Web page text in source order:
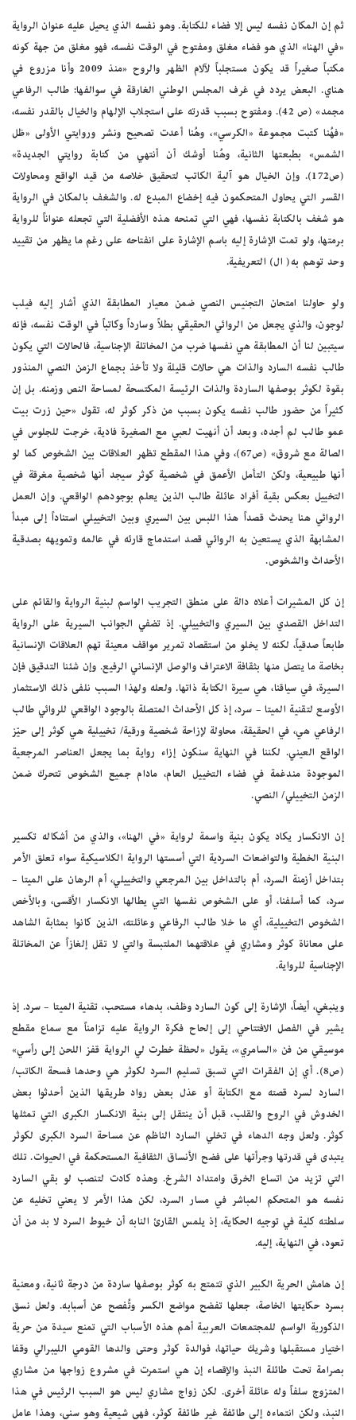
ثم إن المكان نفسه ليس إلا فضاء للكتابة. وهو نفسه الذي يحيل عليه عنوان الرواية
«في الهنا» الذي هو فضاء مغلق ومفتوح في الوقت نفسه، فهو مغلق من جهة كونه
مكتباً صغيراً قد يكون مستجلباً لآلام الظهر والروح «منذ 2009 وأنا مزروع في
هناي. البعض يردد في غرف المجلس الوطني الغارقة في سوالفها: طالب الرفاعي
مجمد» (ص 42). ومفتوح بسبب قدرته على استجلاب الإلهام والخيال بالقدر نفسه،
«فهُنا كتبت مجموعة «الكرسي»، وهُنا أعدت تصحيح ونشر وروايتي الأولى «ظل
الشمس» بطبعتها الثانية، وهُنا أوشك أن أنتهي من كتابة روايتي الجديدة»
(ص172). وإن الخيال هو آلية الكاتب لتحقيق خلاصه من قيد الواقع ومحاولات
القسر التي يحاول المتحكمون فيه إخضاع المبدع له. والشغف بالمكان في الرواية
هو شغف بالكتابة نفسها، فهي التي تمنحه هذه الأفضلية التي تجعله عنواناً للرواية
برمتها، ولو تمت الإشارة إليه باسم الإشارة على انفتاحه على رغم ما يظهر من تقييد
وحد توهم به( ال) التعريفية.
ولو حاولنا امتحان التجنيس النصي ضمن معيار المطابقة الذي أشار إليه فيلب
لوجون، والذي يجعل من الروائي الحقيقي بطلاً وسارداً وكاتباً في الوقت نفسه، فإنه
سيتبين لنا أن المطابقة هي نفسها ضرب من المخاتلة الإجناسية، فالحالات التي يكون
طالب نفسه السارد والذات هي حالات قليلة ولا تأخذ بجماع الزمن النصي المنذور
بقوة لكوثر بوصفها الساردة والذات الرئيسة المكتسحة لمساحة النص وزمنه. بل إن
كثيراً من حضور طالب نفسه يكون بسبب من ذكر كوثر له، تقول «حين زرت بيت
عمو طالب لم أجده، وبعد أن أنهيت لعبي مع الصغيرة فادية، خرجت للجلوس في
الصالة مع شروق» (ص67)، وفي هذا المقطع تظهر العلاقات بين الشخوص كما لو
أنها طبيعية، ولكن التأمل الأعمق في شخصية كوثر سيجد أنها شخصية مغرقة في
التخييل بعكس بقية أفراد عائلة طالب الذين يعلم بوجودهم الواقعي. وإن العمل
الروائي هنا يحدث قصداً هذا اللبس بين السيري وبين التخييلي استناداً إلى مبدأ
المشابهة الذي يستعين به الروائي قصد استدماج قارئه في عالمه وتمويهه بصدقية
الأحداث والشخوص.
إن كل المشيرات أعلاه دالة على منطق التجريب الواسم لبنية الرواية والقائم على
التداخل القصدي بين السيري والتخييلي. إذ تضفي الجوانب السيرية على الرواية
طابعاً صدقياً، لكنه لا يخلو من استقصاد تمرير مواقف معينة تهم العلاقات الإنسانية
بخاصة ما يتصل منها بثقافة الاعتراف والوصل الإنساني الرفيع. وإن شئنا التدقيق فإن
السيرة، في سياقنا، هي سيرة الكتابة ذاتها. ولعله ولهذا السبب نلفى ذلك الاستثمار
الأوسع لتقنية الميتا – سرد، إذ كل الأحداث المتصلة بالوجود الواقعي للروائي طالب
الرفاعي هي، في الحقيقة، محاولة لإزاحة شخصية ورقية/ تخييلية هي كوثر إلى حيّز
الواقع العيني. لكننا في النهاية سنكون إزاء رواية بما يجعل العناصر المرجعية
الموجودة مندغمة في فضاء التخييل العام، مادام جميع الشخوص تتحرك ضمن
الزمن التخييلي/ النصي.
إن الانكسار يكاد يكون بنية واسمة لرواية «في الهنا»، والذي من أشكاله تكسير
البنية الخطية والتواضعات السردية التي أسستها الرواية الكلاسيكية سواء تعلق الأمر
بتداخل أزمنة السرد، أم بالتداخل بين المرجعي والتخييلي، أم الرهان على الميتا –
سرد، كما أسلفنا، أو على الشخوص نفسها التي يطالها الانكسار الأقسى، وبالأخص
الشخوص التخييلية، أي ما خلا طالب الرفاعي وعائلته، الذين كانوا بمثابة الشاهد
على معاناة كوثر ومشاري في علاقتهما الملتبسة والتي لا تقل إلغازاً عن المخاتلة
الإجناسية للرواية.
وينبغي، أيضاً، الإشارة إلى كون السارد وظف، بدهاء مستحب، تقنية الميتا – سرد. إذ
يشير في الفصل الافتتاحي إلى إلحاح فكرة الرواية عليه تزامناً مع سماع مقطع
موسيقي من فن «السامري»، يقول «لحظة خطرت لي الرواية قفز اللحن إلى رأسي»
(ص8). أي إن الفقرات التي تسبق تسليم السرد لكوثر هي وحدها فسحة الكاتب/
السارد لسرد قصته مع الكتابة أو عذل بعض رواد طريقها الذين أحدثوا بعض
الخدوش في الروح والقلب، قبل أن ينتقل إلى بنية الانكسار الكبرى التي تمثلها
كوثر. ولعل وجه الدهاء في تخلي السارد الناظم عن مساحة السرد الكبرى لكوثر
يتبدى في قدرتها وجرأتها على فضح الأنساق الثقافية المستحكمة في الحيوات. تلك
التي تزيد من اتساع الخرق وامتداد الشرخ. وهذه كادت لتنصب لو بقي السارد
نفسه هو المتحكم المباشر في مسار السرد، لكن هذا الأمر لا يعني تخليه عن
سلطته كلية في توجيه الحكاية، إذ يلمس القارئ النابه أن خيوط السرد لا بد من أن
تعود، في النهاية، إليه.
إن هامش الحرية الكبير الذي تتمتع به كوثر بوصفها ساردة من درجة ثانية، ومعنية
بسرد حكايتها الخاصة، جعلها تفضح مواضع الكسر وتُفصح عن أسبابه. ولعل نسق
الذكورية الواسم للمجتمعات العربية أهم هذه الأسباب التي تمنع سيدة من حرية
اختيار مستقبلها وشريك حياتها، فوالدة كوثر وحتى والدها القومي الليبرالي وقفا
بصرامة تحت طائلة النبذ والإقصاء إن هي استمرت في مشروع زواجها من مشاري
المتزوج سلفاً وله عائلة أخرى. لكن زواج مشاري ليس هو السبب الرئيس في هذا
النبذ، ولكن انتماءه إلى طائفة غير طائفة كوثر، فهي شيعية وهو سني، وهذا عامل